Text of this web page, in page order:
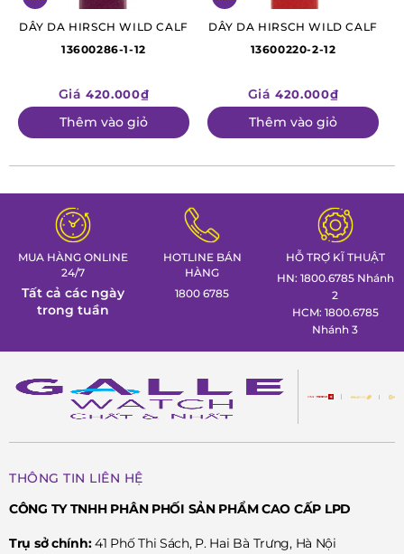
DÂY DA HIRSCH WILD CALF
13600286-1-12
Giá 420.000₫
Thêm vào giỏ
DÂY DA HIRSCH WILD CALF
13600220-2-12
Giá 420.000₫
Thêm vào giỏ
MUA HÀNG ONLINE
24/7
Tất cả các ngày
trong tuần
HOTLINE BÁN
HÀNG
1800 6785
HỖ TRỢ KĨ THUẬT
HN: 1800.6785 Nhánh
2
HCM: 1800.6785
Nhánh 3
THÔNG TIN LIÊN HỆ
CÔNG TY TNHH PHÂN PHỐI SẢN PHẨM CAO CẤP LPD
Trụ sở chính:41 Phố Thi Sách, P. Hai Bà Trưng, Hà Nội